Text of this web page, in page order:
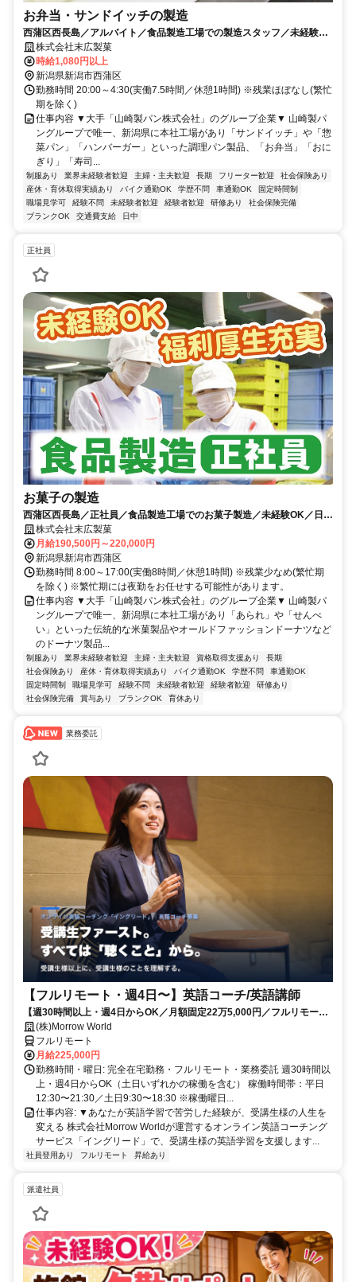
お弁当・サンドイッチの製造
西蒲区西長島／アルバイト／食品製造工場での製造スタッフ／未経験OK
／残業ほぼなし／大手グループ企業
株式会社末広製菓
時給1,080円以上
新潟県新潟市西蒲区
勤務時間 20:00～4:30(実働7.5時間／休憩1時間) ※残業ほぼなし(繁忙
期を除く)
仕事内容 ▼大手「山崎製パン株式会社」のグループ企業▼ 山崎製パ
ングループで唯一、新潟県に本社工場があり「サンドイッチ」や「惣
菜パン」「ハンバーガー」といった調理パン製品、「お弁当」「おに
ぎり」「寿司...
制服あり 業界未経験者歓迎 主婦・主夫歓迎 長期 フリーター歓迎
社会保険あり
産休・育休取得実績あり
バイク通勤OK 学歴不問 車通勤OK
固定時間制
職場見学可
経験不問 未経験者歓迎 経験者歓迎 研修あり
社会保険完備
ブランクOK
交通費支給 日中
正社員
お菓子の製造
西蒲区西長島／正社員／食品製造工場でのお菓子製造／未経験OK／日勤
／残業少なめ／大手グループ企業
株式会社末広製菓
月給190,500円～220,000円
新潟県新潟市西蒲区
勤務時間 8:00～17:00(実働8時間／休憩1時間) ※残業少なめ(繁忙期
を除く) ※繁忙期には夜勤をお任せする可能性があります。
仕事内容 ▼大手「山崎製パン株式会社」のグループ企業▼ 山崎製パ
ングループで唯一、新潟県に本社工場があり「あられ」や「せんべ
い」といった伝統的な米菓製品やオールドファッションドーナツなど
のドーナツ製品...
制服あり 業界未経験者歓迎 主婦・主夫歓迎 資格取得支援あり
長期
社会保険あり
産休・育休取得実績あり バイク通勤OK 学歴不問
車通勤OK
固定時間制
職場見学可 経験不問 未経験者歓迎 経験者歓迎
研修あり
社会保険完備
賞与あり ブランクOK 育休あり
業務委託
【フルリモート・週4日〜】英語コーチ/英語講師
【週30時間以上・週4日からOK／月額固定22万5,000円／フルリモー
ト】英語学習経験を活かし、受講生の目標達成に伴走する仕事です。
(株)Morrow World
フルリモート
月給225,000円
勤務時間・曜日: 完全在宅勤務・フルリモート・業務委託 週30時間以
上・週4日からOK（土日いずれかの稼働を含む） 稼働時間帯：平日
12:30〜21:30／土日9:30〜18:30 ※稼働曜日...
仕事内容: ▼あなたが英語学習で苦労した経験が、受講生様の人生を
変える 株式会社Morrow Worldが運営するオンライン英語コーチング
サービス「イングリード」で、受講生様の英語学習を支援します...
社員登用あり フルリモート 昇給あり
派遣社員